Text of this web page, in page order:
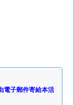
子郵件寄給本活